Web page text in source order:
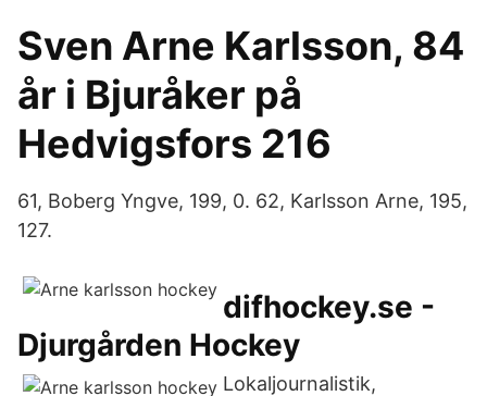
Sven Arne Karlsson, 84
år i Bjuråker på
Hedvigsfors 216
61, Boberg Yngve, 199, 0. 62, Karlsson Arne, 195,
127.
difhockey.se -
Djurgården Hockey
Lokaljournalistik,